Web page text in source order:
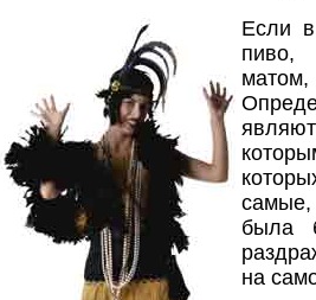
Если
пиво,
была
на